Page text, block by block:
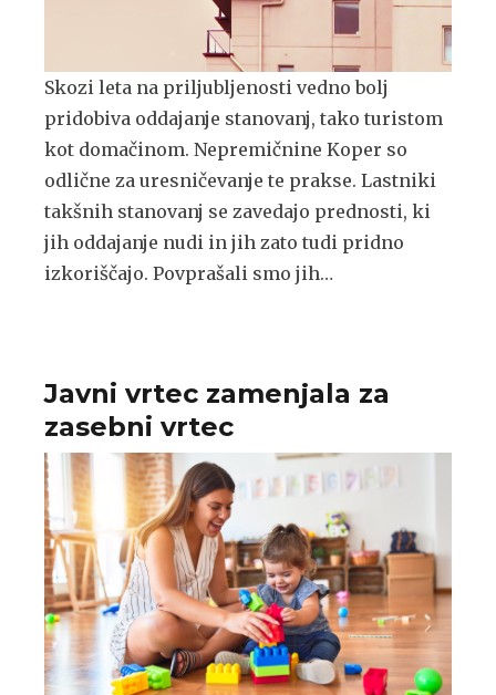
Skozi leta na priljubljenosti vedno bolj
pridobiva oddajanje stanovanj, tako turistom
kot domačinom. Nepremičnine Koper so
odlične za uresničevanje te prakse. Lastniki
takšnih stanovanj se zavedajo prednosti, ki
jih oddajanje nudi in jih zato tudi pridno
izkoriščajo. Povprašali smo jih…
Javni vrtec zamenjala za
zasebni vrtec